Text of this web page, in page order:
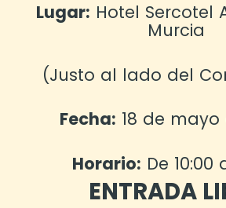
Lugar: Hotel Sercotel
Murcia
(Justo al lado del
Fecha: 18 de mayo
Horario: De 10:00
ENTRADA